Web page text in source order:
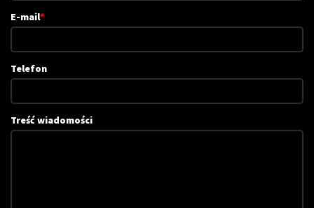
E-mail*
Telefon
Treść wiadomości